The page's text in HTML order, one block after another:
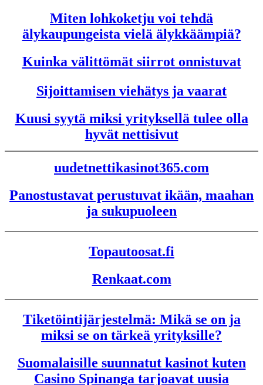
Miten lohkoketju voi tehdä
älykaupungeista vielä älykkäämpiä?
Kuinka välittömät siirrot onnistuvat
Sijoittamisen viehätys ja vaarat
Kuusi syytä miksi yrityksellä tulee olla
hyvät nettisivut
uudetnettikasinot365.com
Panostustavat perustuvat ikään, maahan
ja sukupuoleen
Topautoosat.fi
Renkaat.com
Tiketöintijärjestelmä: Mikä se on ja
miksi se on tärkeä yrityksille?
Suomalaisille suunnatut kasinot kuten
Casino Spinanga tarjoavat uusia